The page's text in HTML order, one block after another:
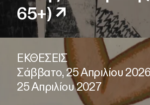
65+)↗
ΕΚΘΕΣΕΙΣ
Σάββατο, 25 Απριλίου
25 Απριλίου 2027